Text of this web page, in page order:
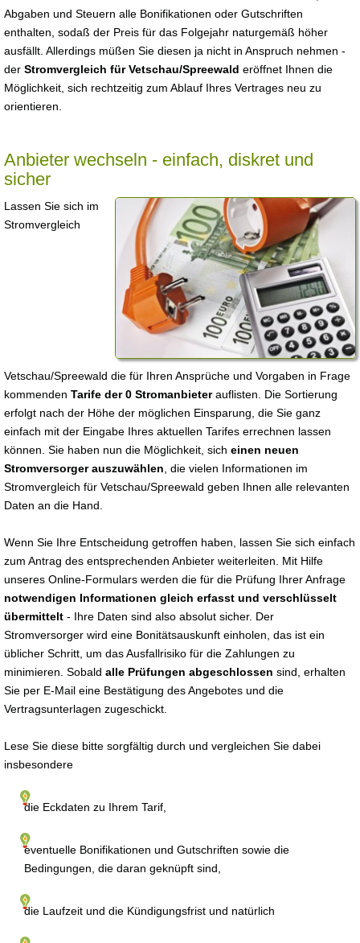
Abgaben und Steuern alle Bonifikationen oder Gutschriften
enthalten, sodaß der Preis für das Folgejahr naturgemäß höher
ausfällt. Allerdings müßen Sie diesen ja nicht in Anspruch nehmen -
der Stromvergleich für Vetschau/Spreewald eröffnet Ihnen die
Möglichkeit, sich rechtzeitig zum Ablauf Ihres Vertrages neu zu
orientieren.
Anbieter wechseln - einfach, diskret und
sicher
Lassen Sie sich im
Stromvergleich
Vetschau/Spreewald die für Ihren Ansprüche und Vorgaben in Frage
kommenden Tarife der 0 Stromanbieterauflisten. Die Sortierung
erfolgt nach der Höhe der möglichen Einsparung, die Sie ganz
einfach mit der Eingabe Ihres aktuellen Tarifes errechnen lassen
können. Sie haben nun die Möglichkeit, sich einen neuen
Stromversorger auszuwählen , die vielen Informationen im
Stromvergleich für Vetschau/Spreewald geben Ihnen alle relevanten
Daten an die Hand.
Wenn Sie Ihre Entscheidung getroffen haben, lassen Sie sich einfach
zum Antrag des entsprechenden Anbieter weiterleiten. Mit Hilfe
unseres Online-Formulars werden die für die Prüfung Ihrer Anfrage
notwendigen Informationen gleich erfasst und verschlüsselt
übermittelt - Ihre Daten sind also absolut sicher. Der
Stromversorger wird eine Bonitätsauskunft einholen, das ist ein
üblicher Schritt, um das Ausfallrisiko für die Zahlungen zu
minimieren. Sobald alle Prüfungen abgeschlossen sind, erhalten
Sie per E-Mail eine Bestätigung des Angebotes und die
Vertragsunterlagen zugeschickt.
Lese Sie diese bitte sorgfältig durch und vergleichen Sie dabei
insbesondere
die Eckdaten zu Ihrem Tarif,
eventuelle Bonifikationen und Gutschriften sowie die
Bedingungen, die daran geknüpft sind,
die Laufzeit und die Kündigungsfrist und natürlich